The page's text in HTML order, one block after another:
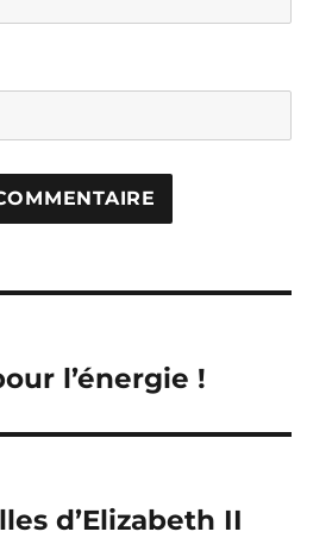
l’énergie !
d’Elizabeth II